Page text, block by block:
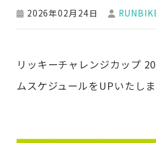
2026年02月24日
リッキーチャレンジカップ
ムスケジュールをUPいたしま